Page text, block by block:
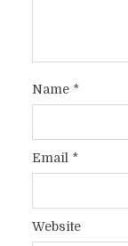
Name*
Email *
Website